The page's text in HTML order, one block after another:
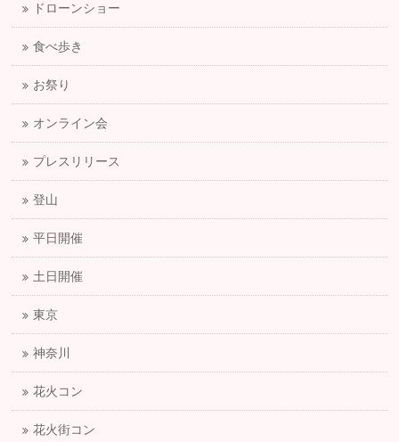
ドローンショー
食べ歩き
お祭り
オンライン会
プレスリリース
登山
平日開催
土日開催
東京
神奈川
花火コン
花火街コン